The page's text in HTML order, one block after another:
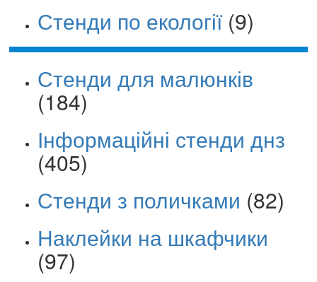
Стенди по екології (9)
Стенди для малюнків
(184)
Інформаційні стенди днз
(405)
Стенди з поличками (82)
Наклейки на шкафчики
(97)